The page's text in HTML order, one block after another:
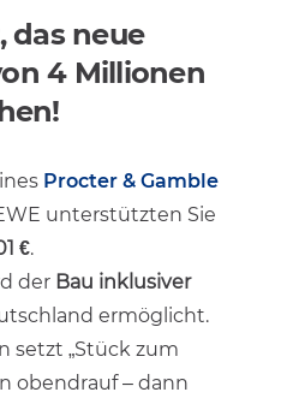
das neue
4 Millionen
Procter & Gamble
unterstützten Sie
€.
der Bau inklusiver
ermöglicht.
setzt „Stück zum
obendrauf – dann